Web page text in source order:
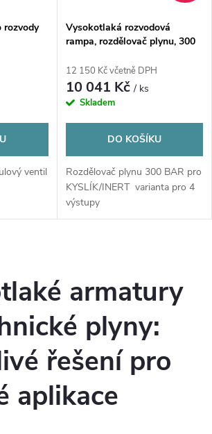
rozvody
ventil
Vysokotlaká rozvodová
rampa, rozdělovač plynu, 300
12 150 Kč včetně DPH
10 041 Kč/ ks
Skladem
DO KOŠÍKU
Rozdělovač plynu 300 BAR pro
KYSLÍK/INERT varianta pro 4
výstupy
armatury
plyny:
řešení pro
aplikace